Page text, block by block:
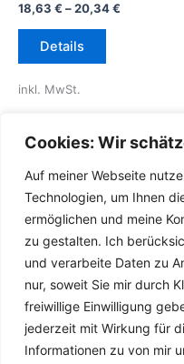
Cookies: Wir
Auf meiner Webseite
Technologien, um Ihnen
ermöglichen und meine
zu gestalten. Ich
und verarbeite Daten zu
nur, soweit Sie mir durch
freiwillige Einwilligung
jederzeit mit Wirkung für
Informationen zu von mir
18,63 € –20,34€
Details
Dieses
auf.
Optionen
können
auf
der
Produktseite
gewählt
werden
inkl. MwSt.
Deutschland
Lieferzeit Deutschland:2-3
Werktage